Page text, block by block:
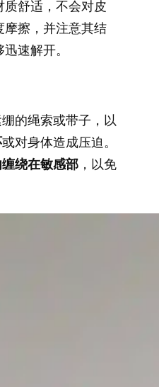
质舒适，不会对皮
摩擦，并注意其结
速解开。
的绳索或带子，以
或对身体造成压迫。
绕在敏感部 ，以免